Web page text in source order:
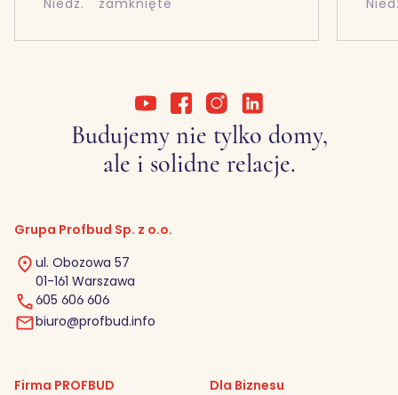
Budujemy nie tylko domy,
ale i solidne relacje.
Grupa Profbud Sp. z o.o.
ul. Obozowa 57
01-161 Warszawa
605 606 606
biuro@profbud.info
Firma PROFBUD
Dla Biznesu